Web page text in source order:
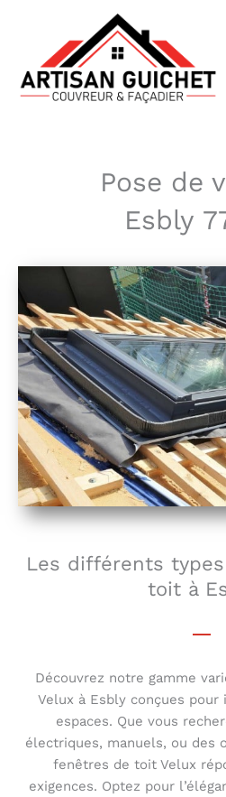
contenu
Pose de
Esbly
Les différents
toit à
Découvrez notre gamme
Velux à Esbly conçues
espaces. Que vous
électriques, manuels, ou des
fenêtres de toit Velux
exigences. Optez pour